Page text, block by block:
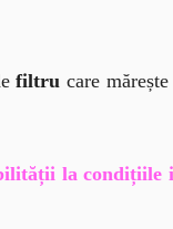
filtru care
la condițiile